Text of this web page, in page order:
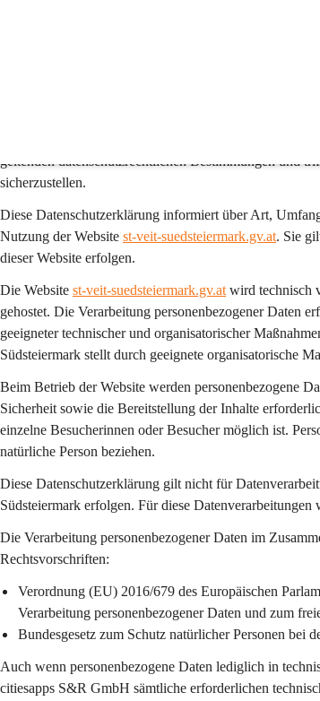
Der Schutz der Privatsphäre sowie der
Südsteiermark ein wichtiges Anliegen. St. Veit in der
geltenden datenschutzrechtlichen Bestimmungen und
sicherzustellen.
Diese Datenschutzerklärung informiert über Art,
Nutzung der Website st-veit-suedsteiermark.gv.at. Sie
dieser Website erfolgen.
Die Website st-veit-suedsteiermark.gv.at wird technisch
gehostet. Die Verarbeitung personenbezogener Daten
geeigneter technischer und organisatorischer
Südsteiermark stellt durch geeignete organisatorische
Beim Betrieb der Website werden personenbezogene
Sicherheit sowie die Bereitstellung der Inhalte
einzelne Besucherinnen oder Besucher möglich ist.
natürliche Person beziehen.
Diese Datenschutzerklärung gilt nicht für
Südsteiermark erfolgen. Für diese
Die Verarbeitung personenbezogener Daten im
Rechtsvorschriften:
Verordnung (EU) 2016/679 des Europäischen
Verarbeitung personenbezogener Daten und zum
Bundesgesetz zum Schutz natürlicher Personen bei
Auch wenn personenbezogene Daten lediglich in
citiesapps S&R GmbH sämtliche erforderlichen